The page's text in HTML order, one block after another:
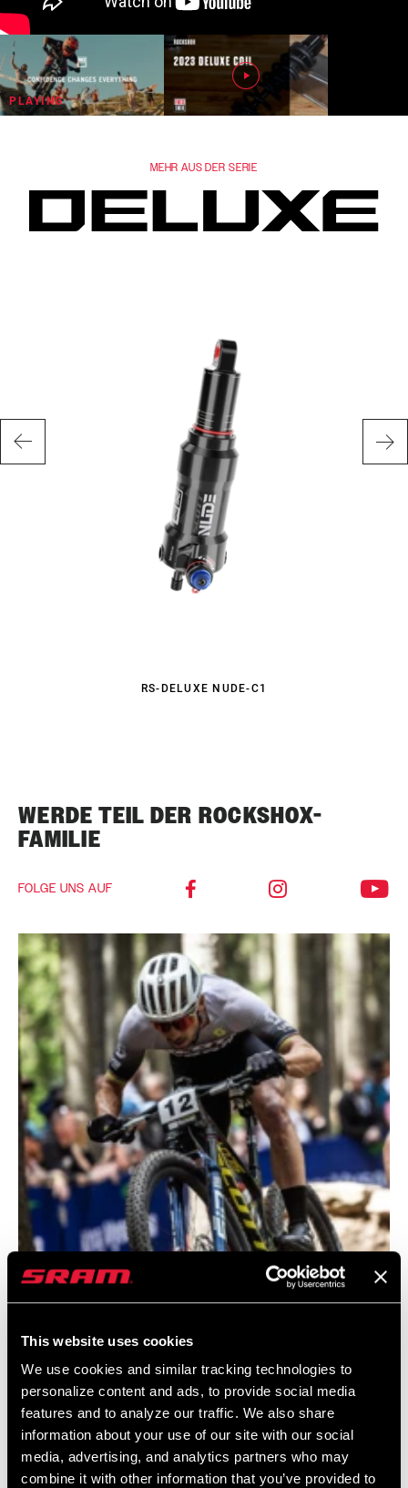
This website uses cookies
We use cookies and similar tracking technologies to
personalize content and ads, to provide social media
features and to analyze our traffic. We also share
information about your use of our site with our social
media, advertising, and analytics partners who may
combine it with other information that you’ve provided to
MEHR AUS DER SERIE
RS-DELUXE NUDE-C1
WERDE TEIL DER ROCKSHOX-
FAMILIE
FOLGE UNS AUF
@SCOTTMTBRACING